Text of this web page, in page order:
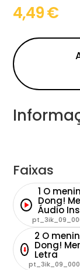
4,49€
Faixas
1 O
Dong!
Áudio
⬇
2 O
Dong!
Letra